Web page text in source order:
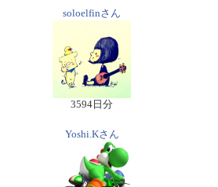
soloelfinさん
3594日分
Yoshi.Kさん